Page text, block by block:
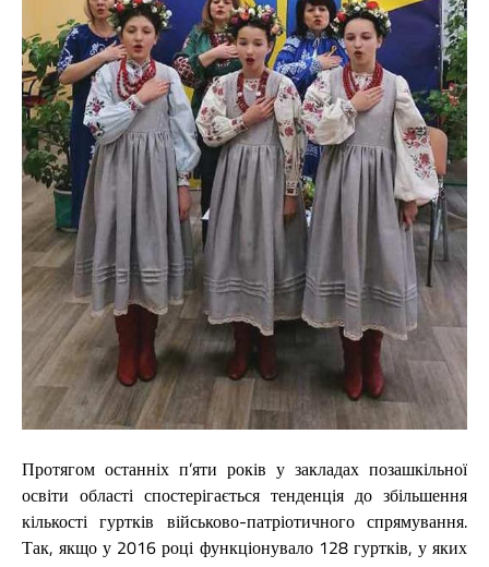
Протягом останніх п’яти років у закладах позашкільної
освіти області спостерігається тенденція до збільшення
кількості гуртків військово-патріотичного спрямування.
Так, якщо у 2016 році функціонувало 128 гуртків, у яких